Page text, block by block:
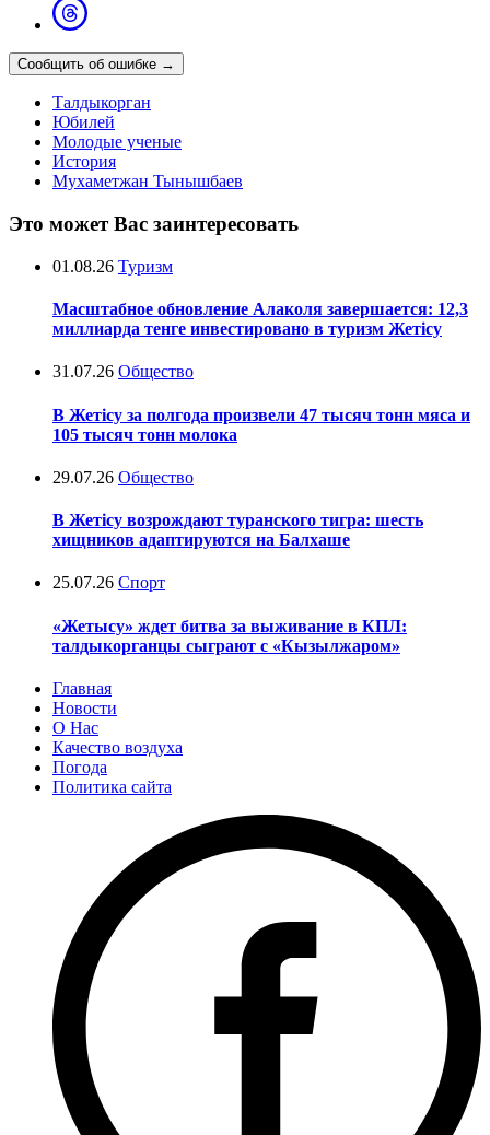
Сообщить об ошибке →
Талдыкорган
Юбилей
Молодые ученые
История
Мухаметжан Тынышбаев
Это может Вас заинтересовать
01.08.26 Туризм
Масштабное обновление Алаколя завершается: 12,3
миллиарда тенге инвестировано в туризм Жетісу
31.07.26 Общество
В Жетісу за полгода произвели 47 тысяч тонн мяса и
105 тысяч тонн молока
29.07.26 Общество
В Жетісу возрождают туранского тигра: шесть
хищников адаптируются на Балхаше
25.07.26 Спорт
«Жетысу» ждет битва за выживание в КПЛ:
талдыкорганцы сыграют с «Кызылжаром»
Главная
Новости
О Нас
Качество воздуха
Погода
Политика сайта